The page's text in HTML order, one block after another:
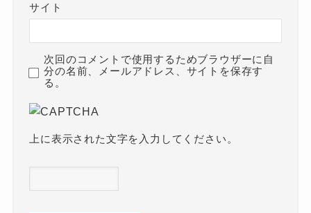
サイト
次回のコメントで使用するためブラウザーに自
分の名前、メールアドレス、サイトを保存す
る。
上に表示された文字を入力してください。